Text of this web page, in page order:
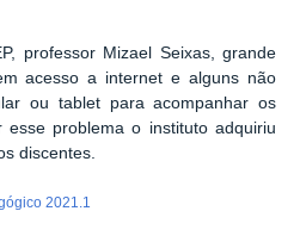
professor Mizael Seixas, grande
acesso a internet e alguns não
ou tablet para acompanhar os
esse problema o instituto adquiriu
discentes.
2021.1